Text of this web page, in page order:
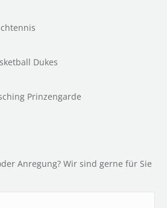
Dukes
Prinzengarde
Anregung? Wir sind gerne für Sie